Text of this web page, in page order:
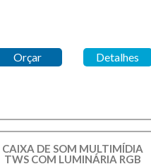
Orçar Detalhes
CAIXA DE SOM MULTIMÍDIA
TWS COM LUMINÁRIA RGB